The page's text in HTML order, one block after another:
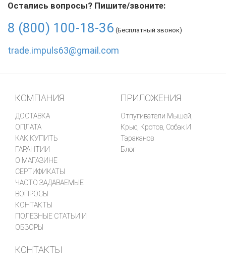
Остались вопросы? Пишите/звоните:
8 (800) 100-18-36 (Бесплатный звонок)
trade.impuls63@gmail.com
КОМПАНИЯ
ДОСТАВКА
ОПЛАТА
КАК КУПИТЬ
ГАРАНТИИ
О МАГАЗИНЕ
СЕРТИФИКАТЫ
ЧАСТО ЗАДАВАЕМЫЕ
ВОПРОСЫ
КОНТАКТЫ
ПОЛЕЗНЫЕ СТАТЬИ И
ОБЗОРЫ
ПРИЛОЖЕНИЯ
Отпугиватели Мышей,
Крыс, Кротов, Собак И
Тараканов
Блог
КОНТАКТЫ